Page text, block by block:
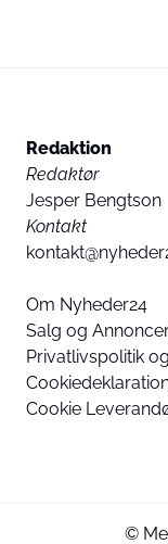
Redaktion
Redaktør
Jesper Bengtson
Kontakt
Om Nyheder24
Salg og
Privatlivspolitik
Cookie
©